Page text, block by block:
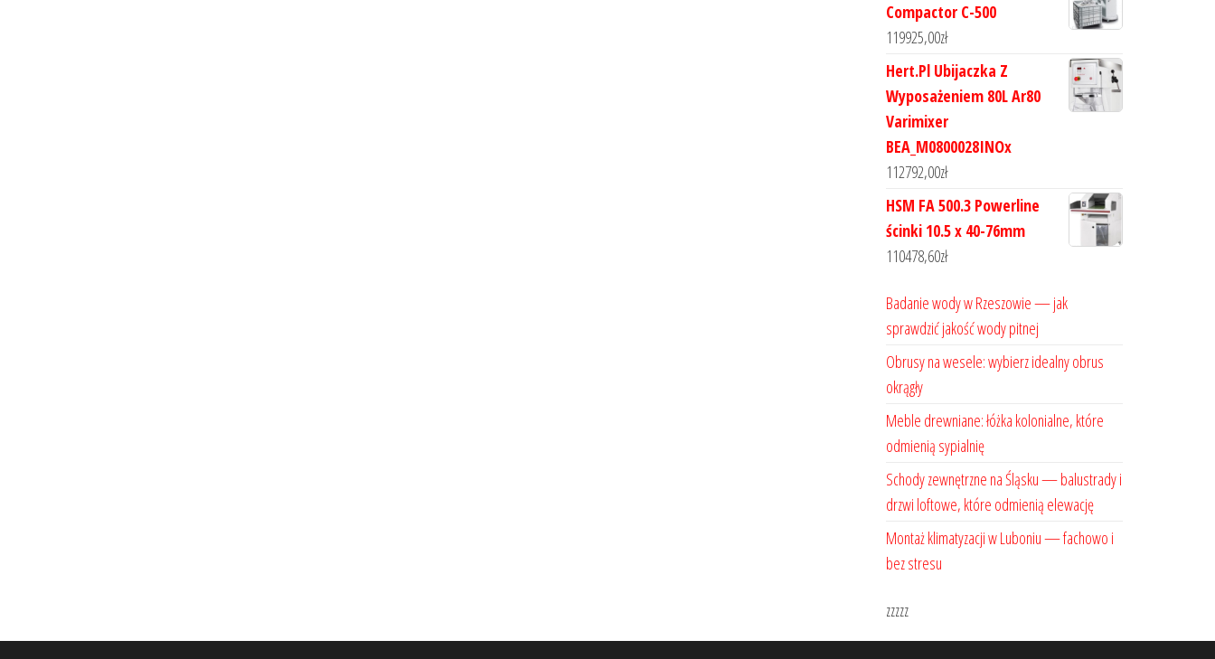
Compactor C-500
119925,00zł
Hert.Pl Ubijaczka Z
Wyposażeniem 80L Ar80
Varimixer
BEA_M0800028INOx
112792,00zł
HSM FA 500.3 Powerline
ścinki 10.5 x 40-76mm
110478,60zł
Badanie wody w Rzeszowie — jak
sprawdzić jakość wody pitnej
Obrusy na wesele: wybierz idealny obrus
okrągły
Meble drewniane: łóżka kolonialne, które
odmienią sypialnię
Schody zewnętrzne na Śląsku — balustrady i
drzwi loftowe, które odmienią elewację
Montaż klimatyzacji w Luboniu — fachowo i
bez stresu
zzzzz